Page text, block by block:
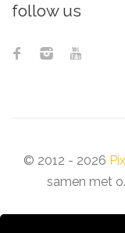
follow us
© 2012 - 2026
samen met